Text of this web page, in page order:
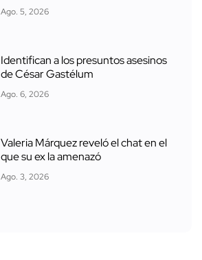
Ago. 5, 2026
Identifican a los presuntos asesinos
de César Gastélum
Ago. 6, 2026
Valeria Márquez reveló el chat en el
que su ex la amenazó
Ago. 3, 2026